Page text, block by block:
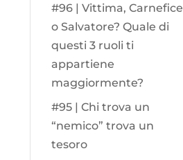
#96 | Vittima, Carnefice
o Salvatore? Quale di
questi 3 ruoli ti
appartiene
maggiormente?
#95 | Chi trova un
“nemico” trova un
tesoro